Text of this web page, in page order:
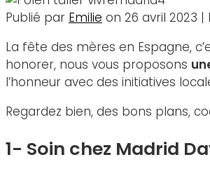
Publié par Emilie on 26 avril 2023 |
La fête des mères en Espagne,
honorer, nous vous proposons
l’honneur avec des initiatives
Regardez bien, des bons plans,
1- Soin chez Madrid